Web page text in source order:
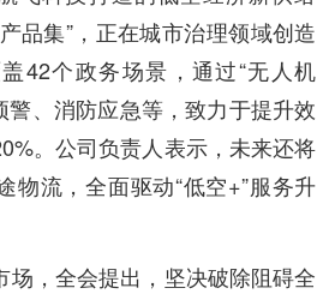
品集”，正在城市治理领域创造
42个政务场景，通过“无人机
警、消防应急等，致力于提升效
。公司负责人表示，未来还将
物流，全面驱动“低空+”服务升
场，全会提出，坚决破除阻碍全